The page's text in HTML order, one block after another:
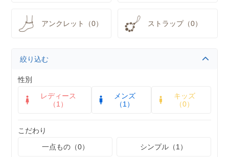
アンクレット（0） ストラップ（0）
絞り込む
性別
レディース
（1）
メンズ
（1）
キッズ
（0）
こだわり
一点もの（0）
シンプル（1）